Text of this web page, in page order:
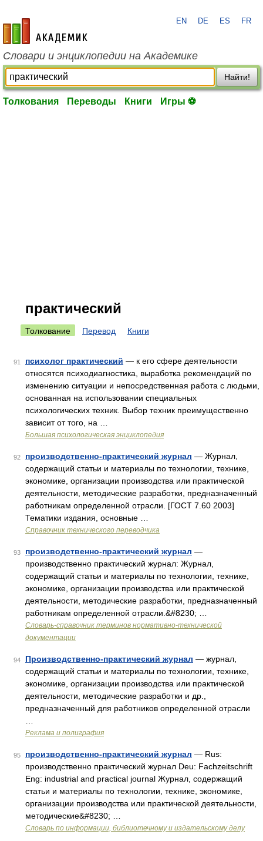
academic.ru
EN DE ES FR
Словари и энциклопедии на Академике
Найти!
Толкования Переводы Книги Игры ⚽
практический
Толкование Перевод Книги
91 психолог практический — к его сфере деятельности
относятся психодиагностика, выработка рекомендаций по
изменению ситуации и непосредственная работа с людьми,
основанная на использовании специальных
психологических техник. Выбор техник преимущественно
зависит от того, на …
Большая психологическая энциклопедия
92 производственно-практический журнал — Журнал,
содержащий статьи и материалы по технологии, технике,
экономике, организации производства или практической
деятельности, методические разработки, предназначенный
работникам определенной отрасли. [ГОСТ 7.60 2003]
Тематики издания, основные …
Справочник технического переводчика
93 производственно-практический журнал —
производственно практический журнал: Журнал,
содержащий статьи и материалы по технологии, технике,
экономике, организации производства или практической
деятельности, методические разработки, предназначенный
работникам определенной отрасли.&#8230; …
Словарь-справочник терминов нормативно-технической
документации
94 Производственно-практический журнал — журнал,
содержащий статьи и материалы по технологии, технике,
экономике, организации производства или практической
деятельности, методические разработки и др.,
предназначенный для работников определенной отрасли
Реклама и полиграфия
95 производственно-практический журнал — Rus:
производственно практический журнал Deu: Fachzeitschrift
Eng: industrial and practical journal Журнал, содержащий
статьи и материалы по технологии, технике, экономике,
организации производства или практической деятельности,
методические&#8230; …
Словарь по информации, библиотечному и издательскому делу